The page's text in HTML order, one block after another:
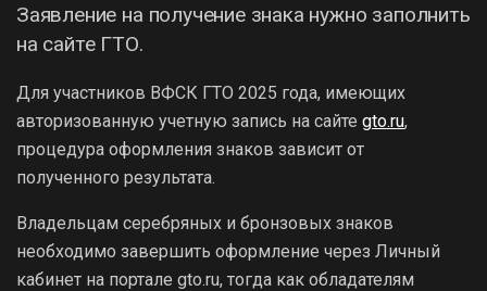
Заявление на получение знака нужно заполнить
на сайте ГТО.
Для участников ВФСК ГТО 2025 года, имеющих
авторизованную учетную запись на сайте gto.ru,
процедура оформления знаков зависит от
полученного результата.
Владельцам серебряных и бронзовых знаков
необходимо завершить оформление через Личный
кабинет на портале gto.ru, тогда как обладателям